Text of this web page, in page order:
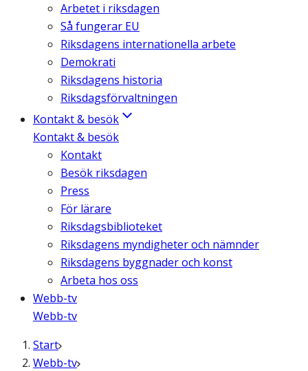
Arbetet i riksdagen
Så fungerar EU
Riksdagens internationella arbete
Demokrati
Riksdagens historia
Riksdagsförvaltningen
Kontakt & besök
Kontakt & besök
Kontakt
Besök riksdagen
Press
För lärare
Riksdagsbiblioteket
Riksdagens myndigheter och nämnder
Riksdagens byggnader och konst
Arbeta hos oss
Webb-tv
Webb-tv
Start
Webb-tv